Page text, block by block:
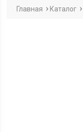
Главная Каталог